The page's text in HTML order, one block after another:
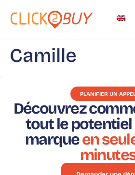
principal
Camille
PLANIFIER UN
Découvrez
tout le
marqueen